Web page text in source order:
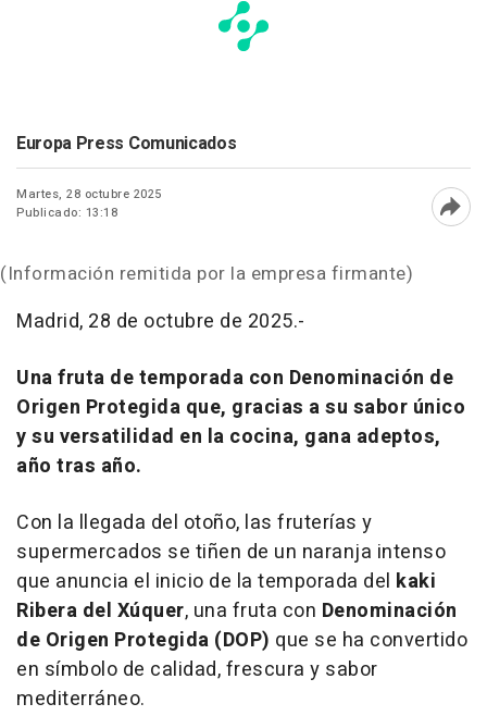
Europa Press Comunicados
Martes, 28 octubre 2025
Publicado: 13:18
(Información remitida por la empresa firmante)
Madrid, 28 de octubre de 2025.-
Una fruta de temporada con Denominación de
Origen Protegida que, gracias a su sabor único
y su versatilidad en la cocina, gana adeptos,
año tras año.
Con la llegada del otoño, las fruterías y
supermercados se tiñen de un naranja intenso
que anuncia el inicio de la temporada del kaki
Ribera del Xúquer, una fruta con Denominación
de Origen Protegida (DOP) que se ha convertido
en símbolo de calidad, frescura y sabor
mediterráneo.